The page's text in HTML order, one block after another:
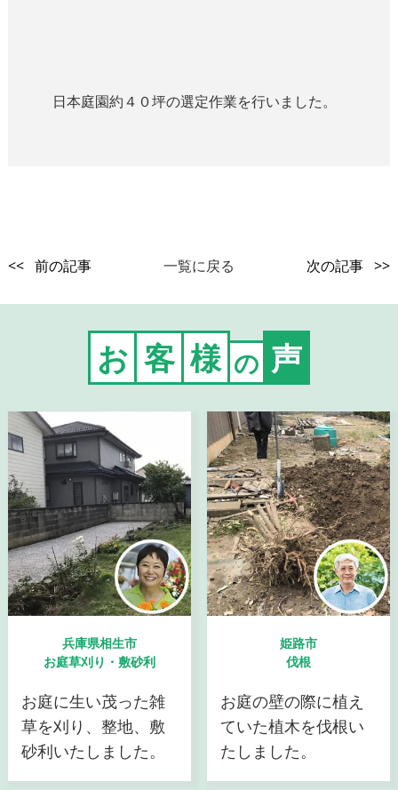
日本庭園約４０坪の選定作業を行いました。
<< 前の記事 一覧に戻る 次の記事 >>
お 客 様 の 声
兵庫県相生市
お庭草刈り・敷砂利
お庭に生い茂った雑
草を刈り、整地、敷
砂利いたしました。
姫路市
伐根
お庭の壁の際に植え
ていた植木を伐根い
たしました。